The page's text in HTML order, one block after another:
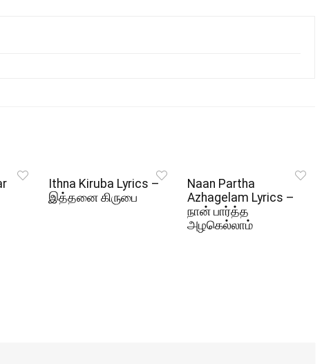
Ithna Kiruba Lyrics –
இத்தனை கிருபை
Naan Partha
Azhagelam Lyrics –
நான் பார்த்த
அழகெல்லாம்